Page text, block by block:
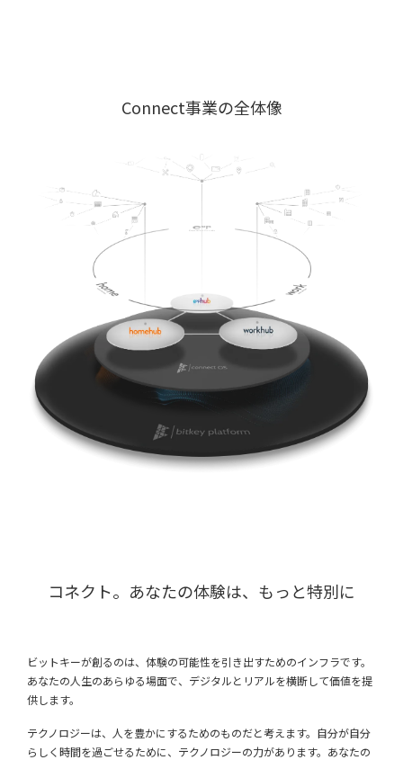
Connect事業の全体像
コネクト。あなたの体験は、もっと特別に
ビットキーが創るのは、体験の可能性を引き出すためのインフラです。
あなたの人生のあらゆる場面で、デジタルとリアルを横断して価値を提
供します。
テクノロジーは、人を豊かにするためのものだと考えます。 自分が自分
らしく時間を過ごせるために、テクノロジーの力があります。 あなたの